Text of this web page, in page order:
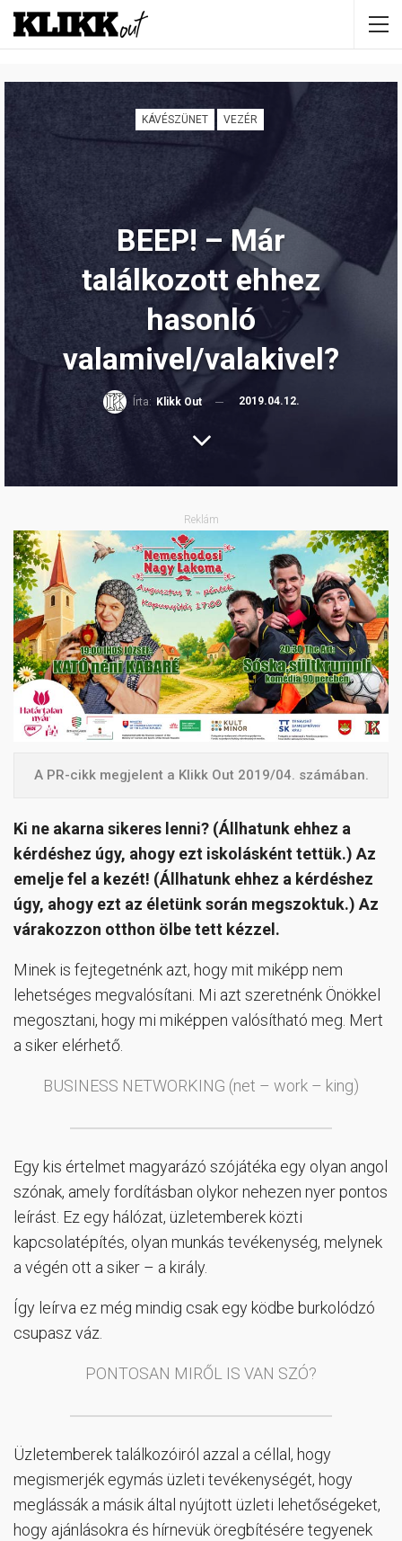
KÁVÉSZÜNET VEZÉR
BEEP! – Már
találkozott ehhez
hasonló
valamivel/valakivel?
Írta: Klikk Out 2019.04.12.
Reklám
A PR-cikk megjelent a Klikk Out 2019/04. számában.
Ki ne akarna sikeres lenni? (Állhatunk ehhez a
kérdéshez úgy, ahogy ezt iskolásként tettük.) Az
emelje fel a kezét! (Állhatunk ehhez a kérdéshez
úgy, ahogy ezt az életünk során megszoktuk.) Az
várakozzon otthon ölbe tett kézzel.
Minek is fejtegetnénk azt, hogy mit miképp nem
lehetséges megvalósítani. Mi azt szeretnénk Önökkel
megosztani, hogy mi miképpen valósítható meg. Mert
a siker elérhető.
BUSINESS NETWORKING (net – work – king)
Egy kis értelmet magyarázó szójátéka egy olyan angol
szónak, amely fordításban olykor nehezen nyer pontos
leírást. Ez egy hálózat, üzletemberek közti
kapcsolatépítés, olyan munkás tevékenység, melynek
a végén ott a siker – a király.
Így leírva ez még mindig csak egy ködbe burkolódzó
csupasz váz.
PONTOSAN MIRŐL IS VAN SZÓ?
Üzletemberek találkozóiról azzal a céllal, hogy
megismerjék egymás üzleti tevékenységét, hogy
meglássák a másik által nyújtott üzleti lehetőségeket,
hogy ajánlásokra és hírnevük öregbítésére tegyenek